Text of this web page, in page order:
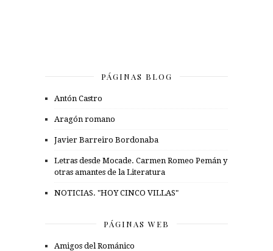
PÁGINAS BLOG
Antón Castro
Aragón romano
Javier Barreiro Bordonaba
Letras desde Mocade. Carmen Romeo Pemán y
otras amantes de la Literatura
NOTICIAS. "HOY CINCO VILLAS"
PÁGINAS WEB
Amigos del Románico